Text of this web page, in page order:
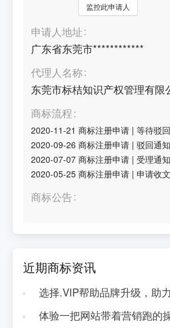
监控此申请人
申请人地址
广东省东莞市************
代理人名称
东莞市标桔知识产权管理有限
商标流程
2020-11-21 商标注册申请 |等待驳
2020-09-26 商标注册申请 |驳回通
2020-07-07 商标注册申请 |受理通
2020-05-25 商标注册申请 |申请收文
商标公告
近期商标资讯
选择.VIP帮助品牌升级，助
体验一把网站带着营销跑的